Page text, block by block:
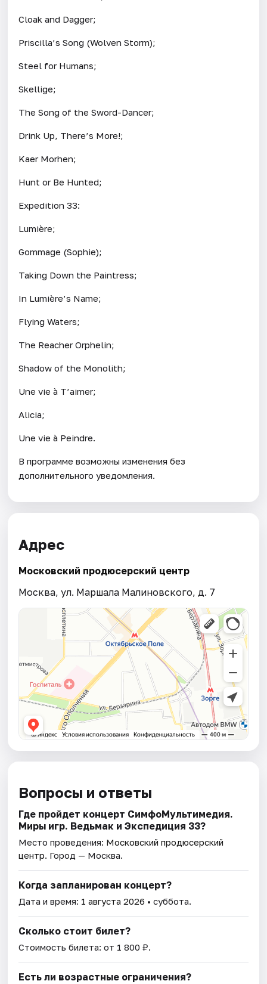
Cloak and Dagger;
Priscilla’s Song (Wolven Storm);
Steel for Humans;
Skellige;
The Song of the Sword-Dancer;
Drink Up, There’s More!;
Kaer Morhen;
Hunt or Be Hunted;
Expedition 33:
Lumière;
Gommage (Sophie);
Taking Down the Paintress;
In Lumière’s Name;
Flying Waters;
The Reacher Orphelin;
Shadow of the Monolith;
Une vie à T’aimer;
Alicia;
Une vie à Peindre.
В программе возможны изменения без
дополнительного уведомления.
Адрес
Московский продюсерский центр
Москва, ул. Маршала Малиновского, д. 7
Вопросы и ответы
Где пройдет концерт СимфоМультимедия.
Миры игр. Ведьмак и Экспедиция 33?
Место проведения: Московский продюсерский
центр. Город — Москва.
Когда запланирован концерт?
Дата и время: 1 августа 2026 • суббота.
Сколько стоит билет?
Стоимость билета: от 1 800 ₽.
Есть ли возрастные ограничения?